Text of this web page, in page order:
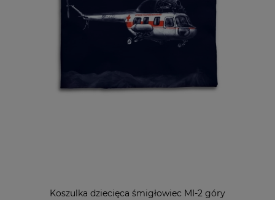
Koszulka dziecięca śmigłowiec MI-2 góry